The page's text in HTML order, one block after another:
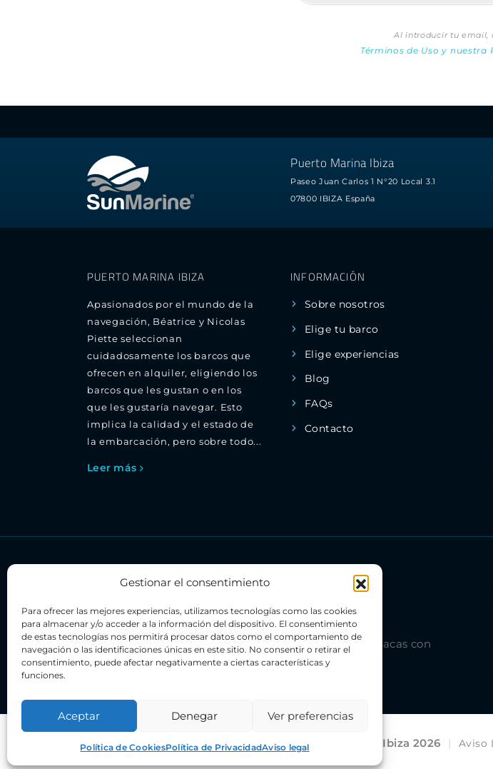
Gestionar el consentimiento
Para ofrecer las mejores experiencias, utilizamos tecnologías como las cookies
para almacenar y/o acceder a la información del dispositivo. El consentimiento
de estas tecnologías nos permitirá procesar datos como el comportamiento de
navegación o las identificaciones únicas en este sitio. No consentir o retirar el
consentimiento, puede afectar negativamente a ciertas características y
funciones.
Aceptar Denegar Ver preferencias
Política de CookiesPolítica de PrivacidadAviso legal
Al introducir tu email,
Términos de Uso y nuestra
Puerto Marina Ibiza
Paseo Juan Carlos 1 N°20 Local 3.1
07800 IBIZA España
PUERTO MARINA IBIZA
Apasionados por el mundo de la
navegación, Béatrice y Nicolas
Piette seleccionan
cuidadosamente los barcos que
ofrecen en alquiler, eligiendo los
barcos que les gustan o en los
que les gustaría navegar. Esto
implica la calidad y el estado de
la embarcación, pero sobre todo...
Leer más
INFORMACIÓN
Sobre nosotros
Elige tu barco
Elige experiencias
Blog
FAQs
Contacto
Alquiler de barcos y yates en Ibiza
¿Y si esto fuera la definición de felicidad?
Alquilar un yate / barco en Ibiza
Alquiler de yates en Ibiza: descubre dos islas paradisíacas con
SunMarine Ibiza
© SunMarine Ibiza 2026 | Aviso